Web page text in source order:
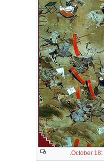
October 18: